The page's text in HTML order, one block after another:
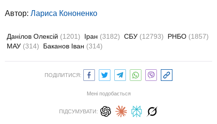
Автор: Лариса Кононенко
Данілов Олексій (1201) Іран (3182) СБУ (12793) РНБО (1857)
МАУ (314) Баканов Іван (314)
ПОДІЛИТИСЯ:
Мені подобається
ПІДСУМУВАТИ: